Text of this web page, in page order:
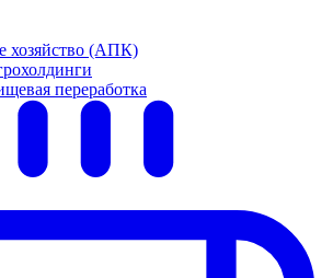
хозяйство (АПК)
переработка